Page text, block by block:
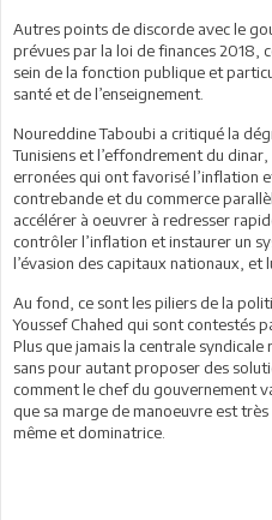
Autres points de discorde avec le
prévues par la loi de finances 2018,
sein de la fonction publique et
santé et de l’enseignement.
Noureddine Taboubi a critiqué la
Tunisiens et l’effondrement du
erronées qui ont favorisé l’inflation
contrebande et du commerce
accélérer à oeuvrer à redresser
contrôler l’inflation et instaurer un
l’évasion des capitaux nationaux,
Au fond, ce sont les piliers de la
Youssef Chahed qui sont contestés
Plus que jamais la centrale
sans pour autant proposer des
comment le chef du gouvernement
que sa marge de manoeuvre est
même et dominatrice.